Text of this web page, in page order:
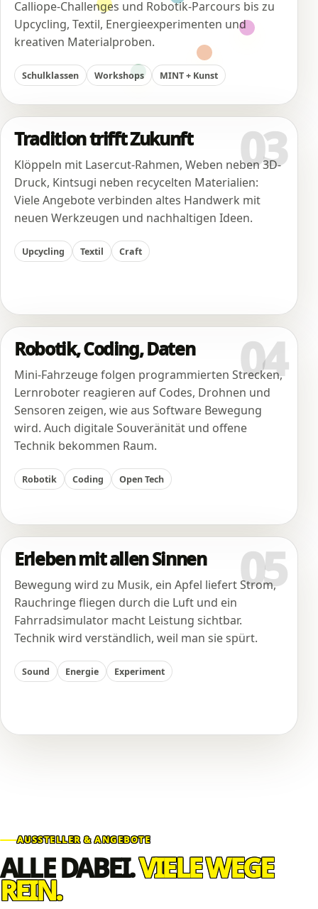
Calliope-Challenges und Robotik-Parcours bis zu
Upcycling, Textil, Energieexperimenten und
kreativen Materialproben.
Schulklassen Workshops MINT + Kunst
03
Tradition trifft Zukunft
Klöppeln mit Lasercut-Rahmen, Weben neben 3D-
Druck, Kintsugi neben recycelten Materialien:
Viele Angebote verbinden altes Handwerk mit
neuen Werkzeugen und nachhaltigen Ideen.
Upcycling Textil Craft
04
Robotik, Coding, Daten
Mini-Fahrzeuge folgen programmierten Strecken,
Lernroboter reagieren auf Codes, Drohnen und
Sensoren zeigen, wie aus Software Bewegung
wird. Auch digitale Souveränität und offene
Technik bekommen Raum.
Robotik Coding Open Tech
05
Erleben mit allen Sinnen
Bewegung wird zu Musik, ein Apfel liefert Strom,
Rauchringe fliegen durch die Luft und ein
Fahrradsimulator macht Leistung sichtbar.
Technik wird verständlich, weil man sie spürt.
Sound Energie Experiment
AUSSTELLER & ANGEBOTE
ALLE DABEI.VIELE WEGE
REIN.